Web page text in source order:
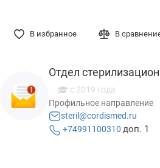
В избранное В
Отдел
c 2019 года
Профильное направление
steril@cordismed.ru
+74991100310 доп. 1